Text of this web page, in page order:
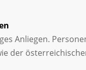
Anliegen.
der